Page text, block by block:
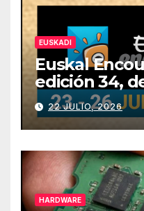
EUSKADI
Euskal
edición 34,
julio
22 JULIO, 2026
HARDWARE